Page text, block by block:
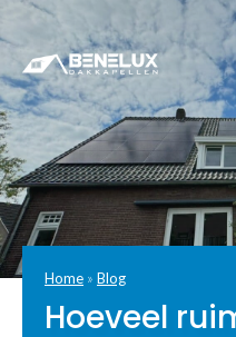
Home » Blog
Hoeveel